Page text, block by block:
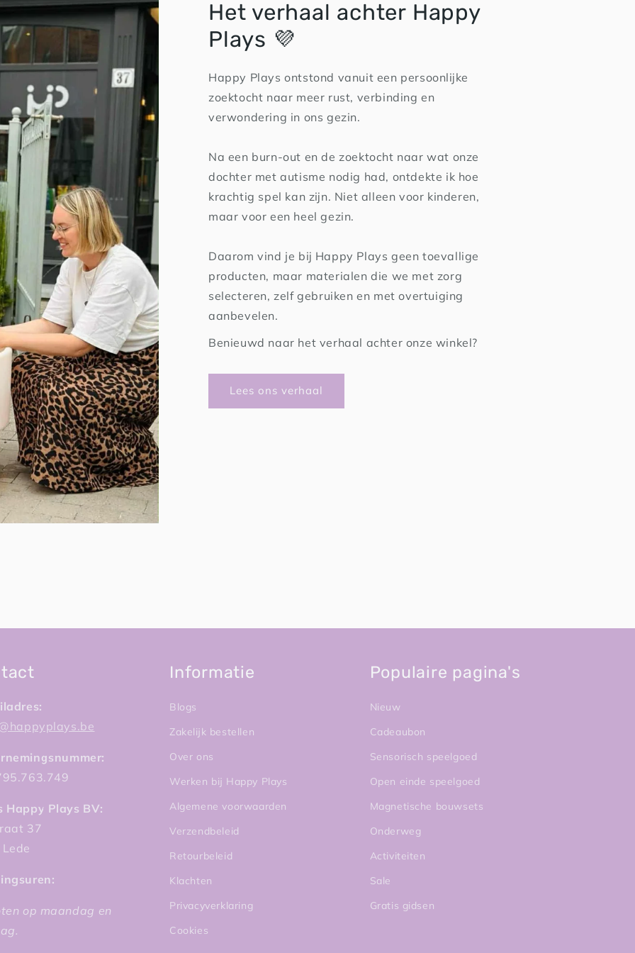
Het verhaal achter Happy
Plays 💜
Happy Plays ontstond vanuit een persoonlijke
zoektocht naar meer rust, verbinding en
verwondering in ons gezin.
Na een burn-out en de zoektocht naar wat onze
dochter met autisme nodig had, ontdekte ik hoe
krachtig spel kan zijn. Niet alleen voor kinderen,
maar voor een heel gezin.
Daarom vind je bij Happy Plays geen toevallige
producten, maar materialen die we met zorg
selecteren, zelf gebruiken en met overtuiging
aanbevelen.
Benieuwd naar het verhaal achter onze winkel?
Lees ons verhaal
Happy Plays BV:
37
op maandag en
Informatie
Blogs
Zakelijk bestellen
Over ons
Werken bij Happy Plays
Algemene voorwaarden
Verzendbeleid
Retourbeleid
Klachten
Privacyverklaring
Cookies
Populaire pagina's
Nieuw
Cadeaubon
Sensorisch speelgoed
Open einde speelgoed
Magnetische bouwsets
Onderweg
Activiteiten
Sale
Gratis gidsen